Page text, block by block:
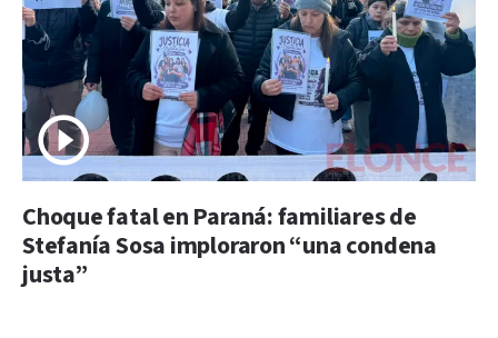
Choque fatal en Paraná: familiares de
Stefanía Sosa imploraron “una condena
justa”